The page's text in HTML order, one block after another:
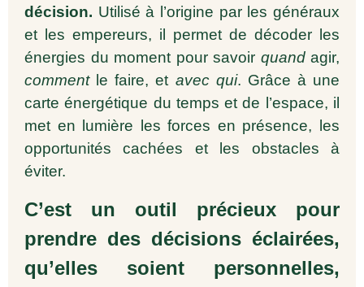
décision. Utilisé à l’origine par les généraux
et les empereurs, il permet de décoder les
énergies du moment pour savoir quandagir,
commentle faire, et avec qui. Grâce à une
carte énergétique du temps et de l’espace, il
met en lumière les forces en présence, les
opportunités cachées et les obstacles à
éviter.
C’est un outil précieux pour
prendre des décisions éclairées,
qu’elles soient personnelles,